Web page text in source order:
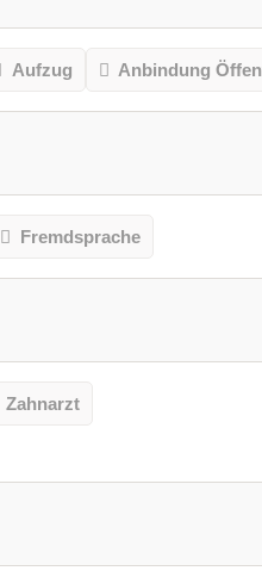
Aufzug Anbindung
Fremdsprache
Zahnarzt